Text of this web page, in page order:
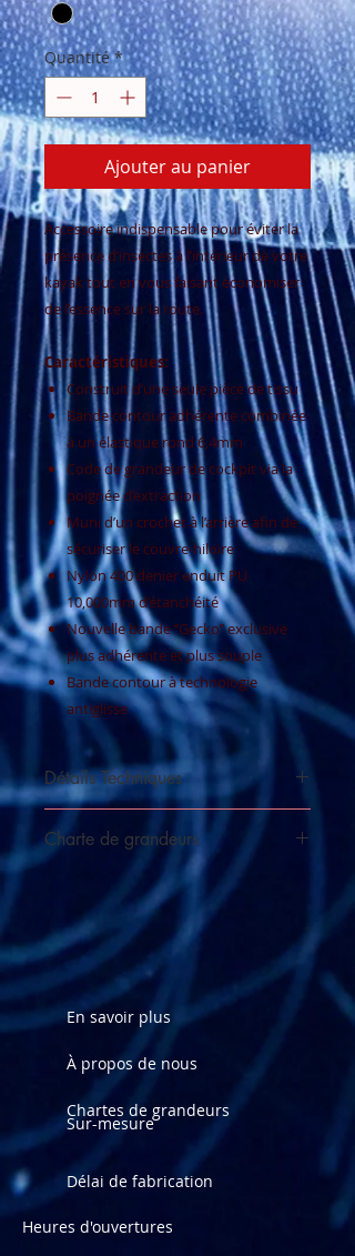
Quantité *
Ajouter au panier
Accessoire indispensable pour éviter la
présence d’insectes à l’intérieur de votre
kayak tout en vous faisant économiser
de l’essence sur la route.
Caractéristiques:
Construit d’une seule pièce de tissu
Bande contour adhérente combinée
à un élastique rond 6,4mm
Code de grandeur de cockpit via la
poignée d’extraction
Muni d’un crochet à l’arrière afin de
sécuriser le couvre-hiloire
Nylon 400 denier enduit PU
10,000mm d’étanchéité
Nouvelle bande ‘’Gecko’’ exclusive
plus adhérente et plus souple
Bande contour à technologie
antiglisse
Détails Techniques
Nylon 400 deniers enduit PU
5000mm d'étanchéité
Bande contour à technologie
Charte de grandeurs
En savoir plus
À propos de nous
Chartes de grandeurs
Sur-mesure
Délai de fabrication
Heures d'ouvertures